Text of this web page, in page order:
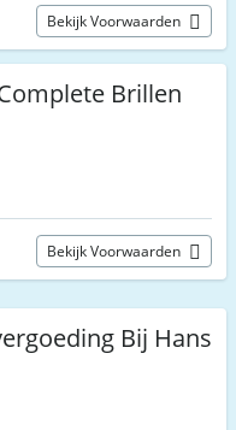
Bekijk Voorwaarden
Brillen
Bekijk Voorwaarden
Bij Hans